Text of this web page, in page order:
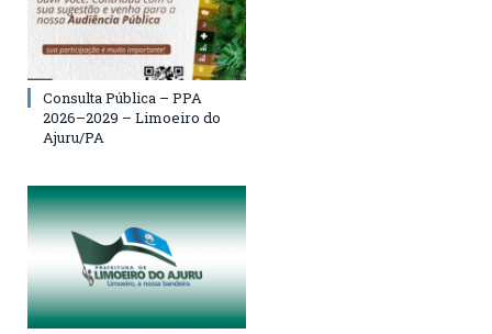
Consulta Pública – PPA
2026–2029 – Limoeiro do
Ajuru/PA